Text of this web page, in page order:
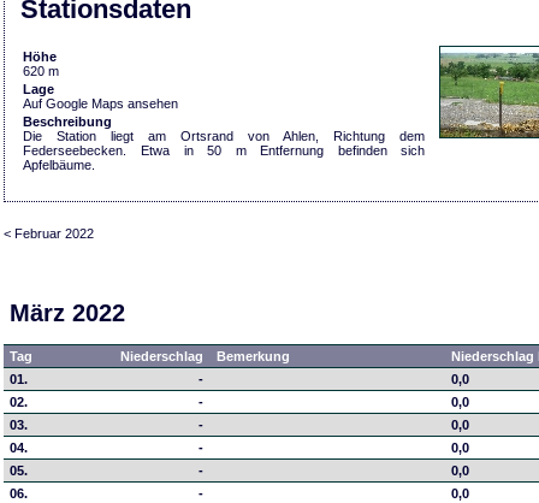
Stationsdaten
Höhe
620 m
Lage
Auf Google Maps ansehen
Beschreibung
Die Station liegt am Ortsrand von Ahlen, Richtung dem
Federseebecken. Etwa in 50 m Entfernung befinden sich
Apfelbäume.
< Februar 2022
März 2022
Tag Niederschlag Bemerkung
01.
-
0,0
02.
-
0,0
03.
-
0,0
04.
-
0,0
05.
-
0,0
06.
-
0,0